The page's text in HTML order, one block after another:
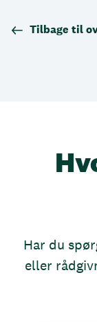
Tilbage til
Har du
eller